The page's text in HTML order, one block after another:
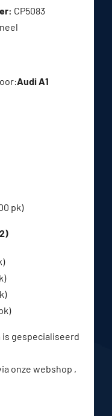
CP5083
Audi A1
pk)
is gespecialiseerd
onze webshop ,